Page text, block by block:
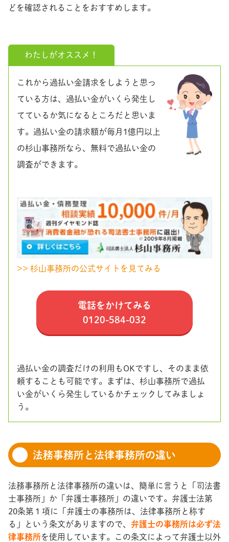
どを確認されることをおすすめします。
わたしがオススメ！
これから過払い金請求をしようと思っ
ている方は、過払い金がいくら発生し
てているか気になるところだと思いま
す。過払い金の請求額が毎月1億円以上
の杉山事務所なら、無料で過払い金の
調査ができます。
>> 杉山事務所の公式サイトを見てみる
電話をかけてみる
0120-584-032
過払い金の調査だけの利用もOKですし、そのまま依
頼することも可能です。まずは、杉山事務所で過払
い金がいくら発生しているかチェックしてみましょ
う。
法務事務所と法律事務所の違い
法務事務所と法律事務所の違いは、簡単に言うと「司法書
士事務所」か「弁護士事務所」の違いです。弁護士法第
20条第１項に「弁護士の事務所は、法律事務所と称す
る」という条文がありますので、 弁護士の事務所は必ず法
律事務所を使用しています。この条文によって弁護士以外